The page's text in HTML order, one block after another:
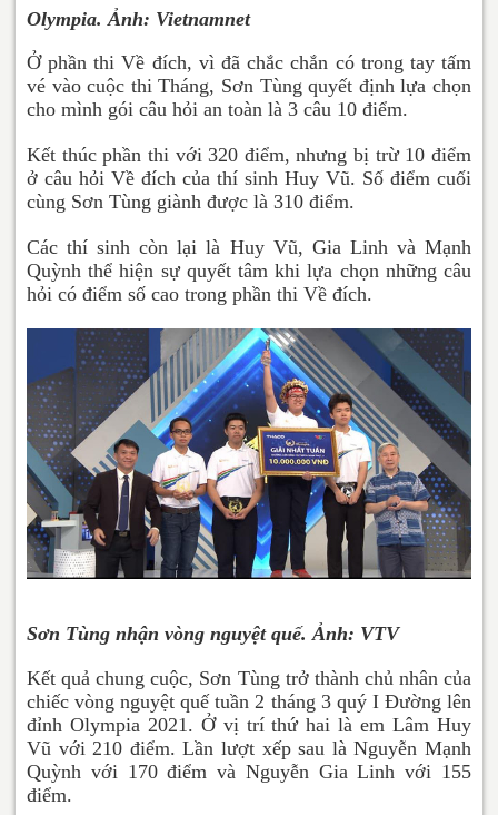
Olympia. Ảnh: Vietnamnet
Ở phần thi Về đích, vì đã chắc chắn có trong tay tấm
vé vào cuộc thi Tháng, Sơn Tùng quyết định lựa chọn
cho mình gói câu hỏi an toàn là 3 câu 10 điểm.
Kết thúc phần thi với 320 điểm, nhưng bị trừ 10 điểm
ở câu hỏi Về đích của thí sinh Huy Vũ. Số điểm cuối
cùng Sơn Tùng giành được là 310 điểm.
Các thí sinh còn lại là Huy Vũ, Gia Linh và Mạnh
Quỳnh thể hiện sự quyết tâm khi lựa chọn những câu
hỏi có điểm số cao trong phần thi Về đích.
Sơn Tùng nhận vòng nguyệt quế. Ảnh: VTV
Kết quả chung cuộc, Sơn Tùng trở thành chủ nhân của
chiếc vòng nguyệt quế tuần 2 tháng 3 quý I Đường lên
đỉnh Olympia 2021. Ở vị trí thứ hai là em Lâm Huy
Vũ với 210 điểm. Lần lượt xếp sau là Nguyễn Mạnh
Quỳnh với 170 điểm và Nguyễn Gia Linh với 155
điểm.